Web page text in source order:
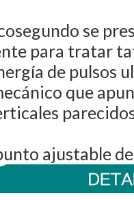
se
para tratar
de pulsos
que
ajustable